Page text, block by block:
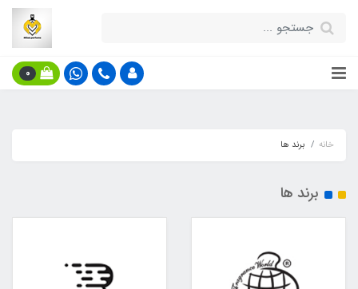
0
خانه برند ها
برند ها